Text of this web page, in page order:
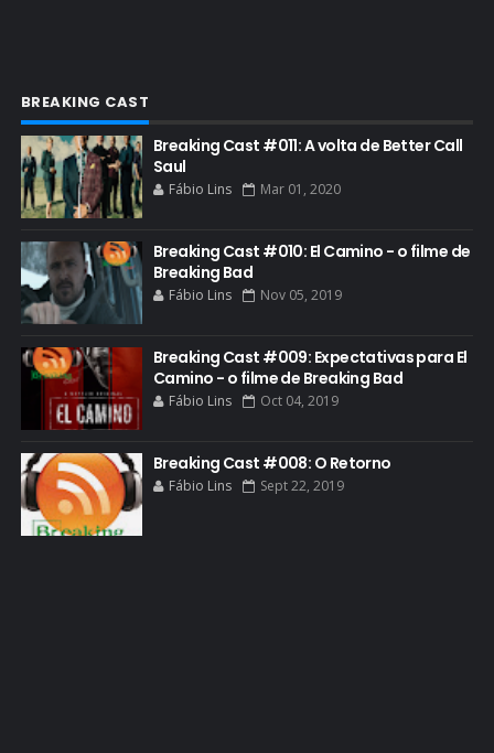
FELIZ NATAL
FILME
GIANCARLO ESPOSITO
GOLDEN GLOBE
GRACEPOINT
GREENBRIER
GUIA DE EPISÓDIOS
GUS FRING
HCATV AWARDS
HCATV AWARDS 2022
HECTOR SALAMANCA
BREAKING CAST
Breaking Cast #011: A volta de Better Call
Saul
Fábio Lins Mar 01, 2020
Breaking Cast #010: El Camino - o filme de
Breaking Bad
Fábio Lins Nov 05, 2019
Breaking Cast #009: Expectativas para El
Camino - o filme de Breaking Bad
Fábio Lins Oct 04, 2019
Breaking Cast #008: O Retorno
Fábio Lins Sept 22, 2019